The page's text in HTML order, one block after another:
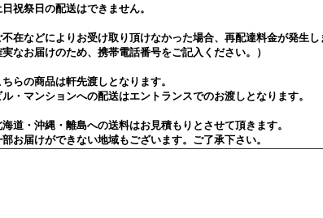
祝祭日の配送はできません。
在などによりお受け取り頂けなかった場合、再配達料金が発生し
実なお届けのため、携帯電話番号をご記入ください。）
らの商品は軒先渡しとなります。
・マンションへの配送はエントランスでのお渡しとなります。
道・沖縄・離島への送料はお見積もりとさせて頂きます。
お届けができない地域もございます。ご了承下さい。